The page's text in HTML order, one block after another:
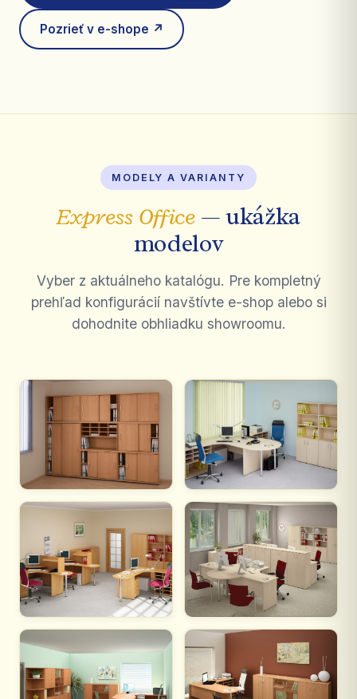
Pozrieť v e-shope ↗
MODELY A VARIANTY
Express Office — ukážka
modelov
Vyber z aktuálneho katalógu. Pre kompletný
prehľad konfigurácií navštívte e-shop alebo si
dohodnite obhliadku showroomu.